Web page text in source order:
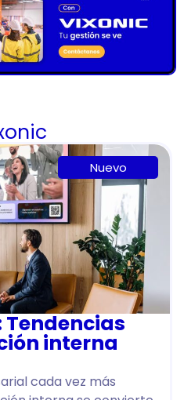
Nuevo
interna
cada vez más